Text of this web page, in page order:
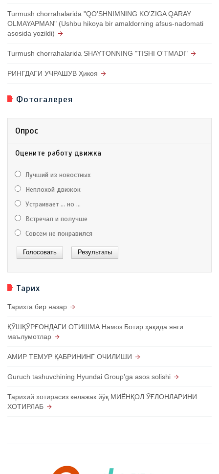
Turmush chorrahalarida "QO'SHNIMNING KO'ZIGA QARAY
OLMAYAPMAN" (Ushbu hikoya bir amaldorning afsus-nadomati
asosida yozildi)
Turmush chorrahalarida SHAYTONNING "TISHI O'TMADI"
РИНГДАГИ УЧРАШУВ Ҳикоя
Фотогалерея
Опрос
Оцените работу движка
Лучший из новостных
Неплохой движок
Устраивает ... но ...
Встречал и получше
Совсем не понравился
Тарих
Тарихга бир назар
ҚЎШҚЎРҒОНДАГИ ОТИШМА Намоз Ботир ҳақида янги
маълумотлар
АМИР ТЕМУР ҚАБРИНИНГ ОЧИЛИШИ
Guruch tashuvchining Hyundai Groupʼga asos solishi
Тарихий хотирасиз келажак йўқ МИЁНҚОЛ ЎҒЛОНЛАРИНИ
ХОТИРЛАБ